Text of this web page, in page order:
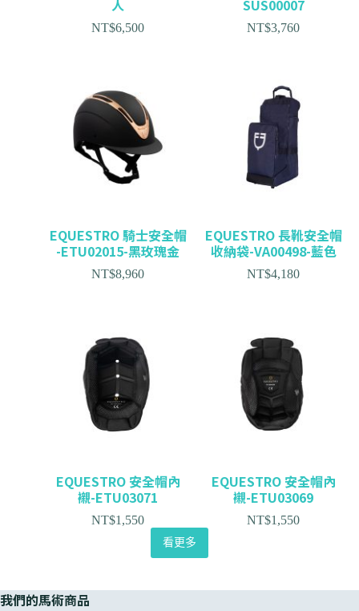
人
NT$6,500
SUS00007
NT$3,760
EQUESTRO 騎士安全帽
-ETU02015-黑玫瑰金
NT$8,960
EQUESTRO 長靴安全帽
收納袋-VA00498-藍色
NT$4,180
EQUESTRO 安全帽內
襯-ETU03071
NT$1,550
EQUESTRO 安全帽內
襯-ETU03069
NT$1,550
看更多
我們的馬術商品